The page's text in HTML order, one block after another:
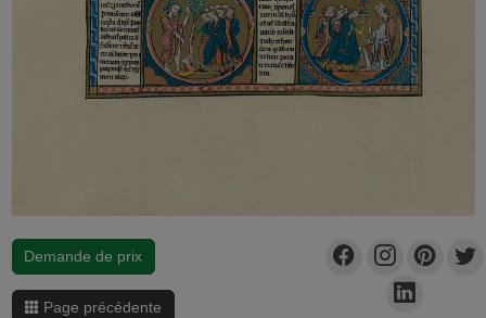
Demande de prix
Page précédente